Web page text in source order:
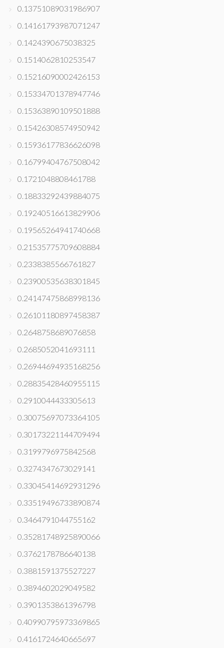
0.13751089031986907
0.14161793987071247
0.1424390675038325
0.1514062810253547
0.15216090002426153
0.15334701378947746
0.15363890109501888
0.15426308574950942
0.15936177836626098
0.16799404767508042
0.1721048808461788
0.18833292439884075
0.19240516613829906
0.19565264941740668
0.21535775709608884
0.2338385566761827
0.23900535638301845
0.24147475868998136
0.26101180897458387
0.2648758689076858
0.2685052041693111
0.26944694935168256
0.28835428460955115
0.2910044433305613
0.30075697073364105
0.30173221144709494
0.3199796975842568
0.3274347673029141
0.33045414692931296
0.33519496733890874
0.3464791044755162
0.35281748925890066
0.3762178786640138
0.3881591375527227
0.3894602029049582
0.3901353861396798
0.40990795973369865
0.4161724640665697